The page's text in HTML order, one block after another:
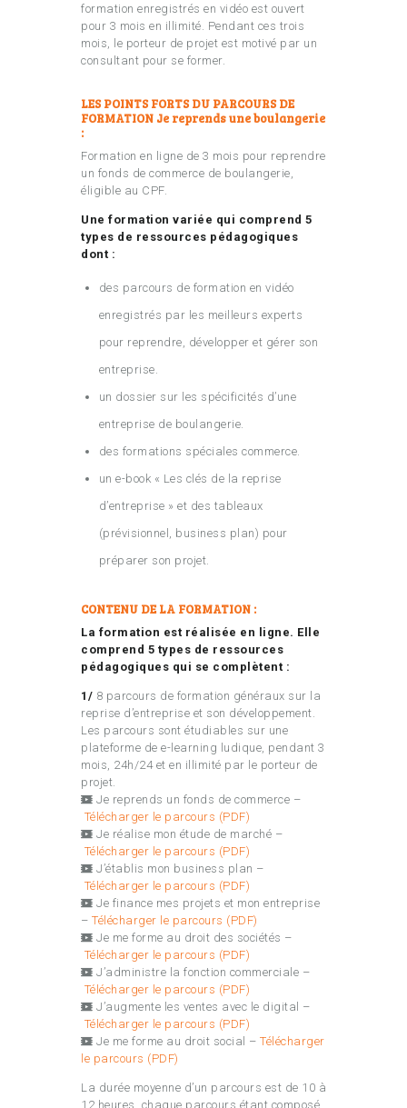
formation enregistrés en vidéo est ouvert
pour 3 mois en illimité. Pendant ces trois
mois, le porteur de projet est motivé par un
consultant pour se former.
LES POINTS FORTS DU PARCOURS DE
FORMATION Je reprends une boulangerie
:
Formation en ligne de 3 mois pour reprendre
un fonds de commerce de boulangerie,
éligible au CPF.
Une formation variée qui comprend 5
types de ressources pédagogiques
dont :
des parcours de formation en vidéo
enregistrés par les meilleurs experts
pour reprendre, développer et gérer son
entreprise.
un dossier sur les spécificités d’une
entreprise de boulangerie.
des formations spéciales commerce.
un e-book « Les clés de la reprise
d’entreprise » et des tableaux
(prévisionnel, business plan) pour
préparer son projet.
CONTENU DE LA FORMATION :
La formation est réalisée en ligne. Elle
comprend 5 types de ressources
pédagogiques qui se complètent :
1/ 8 parcours de formation généraux sur la
reprise d’entreprise et son développement.
Les parcours sont étudiables sur une
plateforme de e-learning ludique, pendant 3
mois, 24h/24 et en illimité par le porteur de
projet.
Je reprends un fonds de commerce –
Télécharger le parcours (PDF)
Je réalise mon étude de marché –
Télécharger le parcours (PDF)
J’établis mon business plan –
Télécharger le parcours (PDF)
Je finance mes projets et mon entreprise
– Télécharger le parcours (PDF)
Je me forme au droit des sociétés –
Télécharger le parcours (PDF)
J’administre la fonction commerciale –
Télécharger le parcours (PDF)
J’augmente les ventes avec le digital –
Télécharger le parcours (PDF)
Je me forme au droit social – Télécharger
le parcours (PDF)
La durée moyenne d’un parcours est de 10 à
12 heures, chaque parcours étant composé